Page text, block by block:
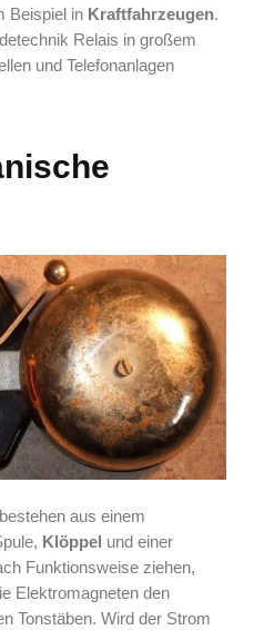
Beispiel in Kraftfahrzeugen.
Relais in großem
und Telefonanlagen
aus einem
Klöppel und einer
Funktionsweise ziehen,
Elektromagneten den
Tonstäben. Wird der Strom